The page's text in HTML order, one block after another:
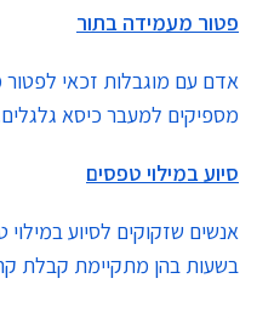
פטור מעמידה בתור
אדם עם מוגבלות זכאי
מספיקים למעבר כיסא
סיוע במילוי טפסים
אנשים שזקוקים לסיוע
בשעות בהן מתקיימת קבלת